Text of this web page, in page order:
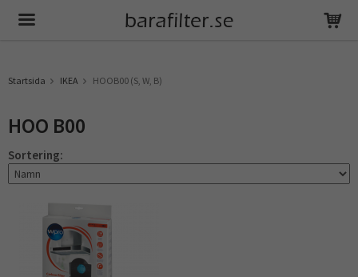
Startsida IKEA HOOB00 (S, W, B)
HOO B00
Sortering: